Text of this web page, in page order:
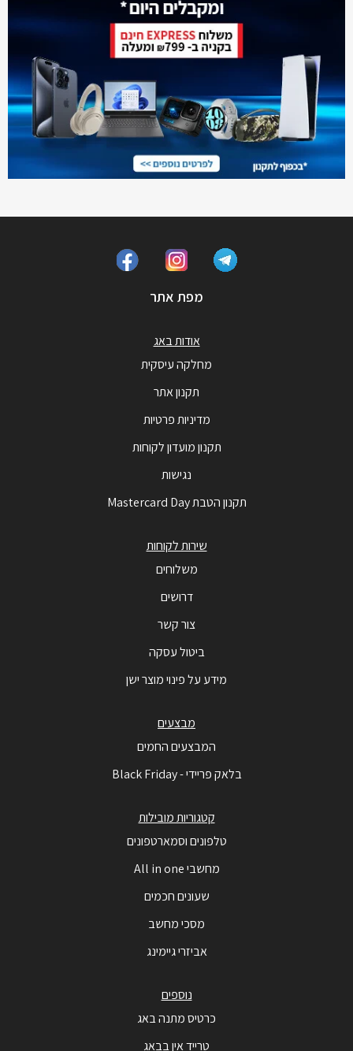
מפת אתר
אודות באג
מחלקה עיסקית
תקנון אתר
מדיניות פרטיות
תקנון מועדון לקוחות
נגישות
תקנון הטבת Mastercard Day
שירות לקוחות
משלוחים
דרושים
צור קשר
ביטול עסקה
מידע על פינוי מוצר ישן
מבצעים
המבצעים החמים
בלאק פריידי - Black Friday
קטגוריות מובילות
טלפונים וסמארטפונים
מחשבי All in one
שעונים חכמים
מסכי מחשב
אביזרי גיימינג
נוספים
כרטיס מתנה באג
טרייד אין בבאג